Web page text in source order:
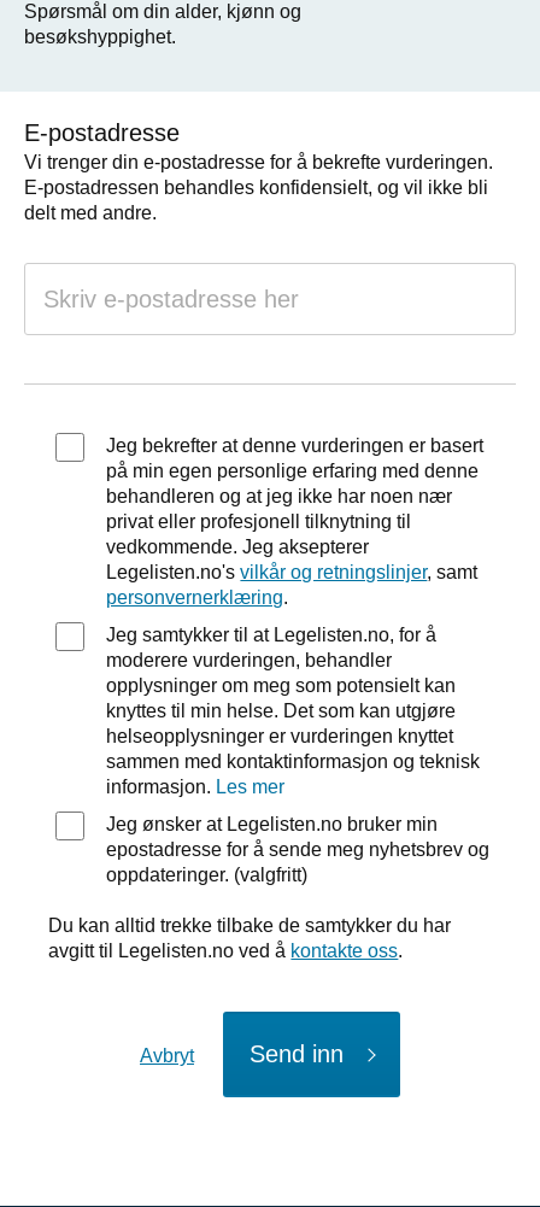
Spørsmål om din alder, kjønn og
besøkshyppighet.
E-postadresse
Vi trenger din e-postadresse for å bekrefte vurderingen.
E-postadressen behandles konfidensielt, og vil ikke bli
delt med andre.
Jeg bekrefter at denne vurderingen er basert
på min egen personlige erfaring med denne
behandleren og at jeg ikke har noen nær
privat eller profesjonell tilknytning til
vedkommende. Jeg aksepterer
Legelisten.no'svilkår og retningslinjer, samt
personvernerklæring.
Jeg samtykker til at Legelisten.no, for å
moderere vurderingen, behandler
opplysninger om meg som potensielt kan
knyttes til min helse. Det som kan utgjøre
helseopplysninger er vurderingen knyttet
sammen med kontaktinformasjon og teknisk
informasjon. Les mer
Jeg ønsker at Legelisten.no bruker min
epostadresse for å sende meg nyhetsbrev og
oppdateringer. (valgfritt)
Du kan alltid trekke tilbake de samtykker du har
avgitt til Legelisten.no ved å kontakte oss.
Avbryt Send inn